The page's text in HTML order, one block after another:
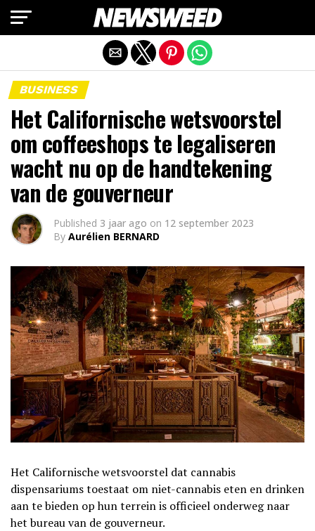
BUSINESS
Het Californische wetsvoorstel
om coffeeshops te legaliseren
wacht nu op de handtekening
van de gouverneur
Published 3 jaar ago on 12 september 2023
By Aurélien BERNARD
Het Californische wetsvoorstel dat cannabis
dispensariums toestaat om niet-cannabis eten en drinken
aan te bieden op hun terrein is officieel onderweg naar
het bureau van de gouverneur.
Mobiele versie afsluiten